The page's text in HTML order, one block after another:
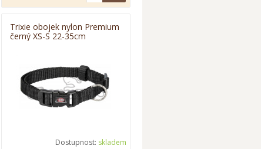
Trixie obojek nylon Premium
černý XS-S 22-35cm
Dostupnost: skladem